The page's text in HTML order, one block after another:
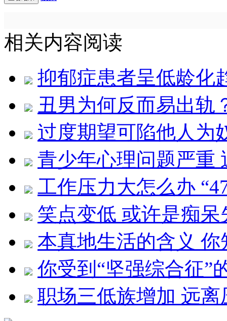
相关内容阅读
抑郁症患者呈低龄化
丑男为何反而易出轨
过度期望可陷他人为
青少年心理问题严重
工作压力大怎么办
笑点变低 或许是痴呆
本真地生活的含义 你
你受到“坚强综合征”
职场三低族增加 远离